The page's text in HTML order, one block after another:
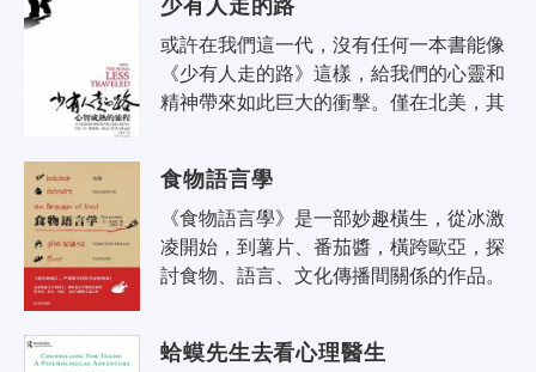
少有人走的路
或許在我們這一代，沒有任何一本書能像
《少有人走的路》這樣，給我們的心靈和
精神帶來如此巨大的衝擊。僅在北美，其
食物語言學
《食物語言學》是一部妙趣橫生，從冰激
凌開始，到薯片、番茄醬，橫跨歐亞，探
討食物、語言、文化傳播間關係的作品。
蛤蟆先生去看心理醫生